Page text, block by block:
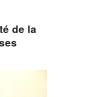
de la